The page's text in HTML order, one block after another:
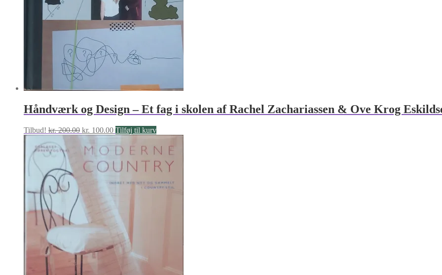
Håndværk og Design – Et fag i skolen af Rachel Zachariassen & Ove Krog
Tilbud! kr.200.00 Den
pris
var:
kr. 200.00.
kr. 100.00Den
pris
er:
kr. 100.00.
Tilføj til kurv